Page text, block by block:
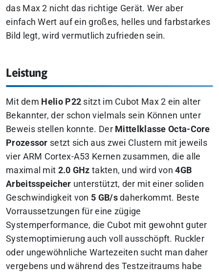
das Max 2 nicht das richtige Gerät. Wer aber
einfach Wert auf ein großes, helles und farbstarkes
Bild legt, wird vermutlich zufrieden sein.
Leistung
Mit dem Helio P22 sitzt im Cubot Max 2 ein alter
Bekannter, der schon vielmals sein Können unter
Beweis stellen konnte. Der Mittelklasse Octa-Core
Prozessor setzt sich aus zwei Clustern mit jeweils
vier ARM Cortex-A53 Kernen zusammen, die alle
maximal mit 2.0 GHz takten, und wird von4GB
Arbeitsspeicher unterstützt, der mit einer soliden
Geschwindigkeit von 5 GB/sdaherkommt. Beste
Vorraussetzungen für eine zügige
Systemperformance, die Cubot mit gewohnt guter
Systemoptimierung auch voll ausschöpft. Ruckler
oder ungewöhnliche Wartezeiten sucht man daher
vergebens und während des Testzeitraums habe